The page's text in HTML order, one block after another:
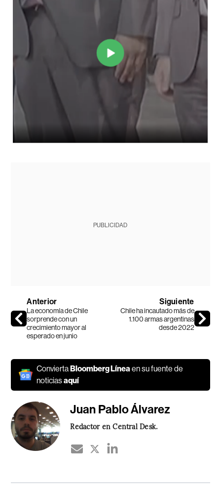
PUBLICIDAD
Anterior
La economía de Chile
sorprende con un
crecimiento mayor al
esperado en junio
Siguiente
Chile ha incautado más de
1.100 armas argentinas
desde 2022
ConviertaBloomberg Línea en su fuente de
noticiasaquí
Juan Pablo Álvarez
Redactor en Central Desk.